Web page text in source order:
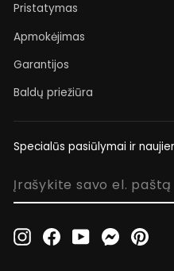
Pristatymas
Apmokėjimas
Garantijos
Baldų priežiūra
Specialūs pasiūlymai ir
ĮRAŠYKITE
PAŠTĄInstagramFacebookYouTubeMessenger